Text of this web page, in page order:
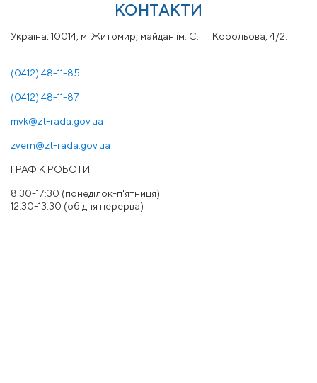
КОНТАКТИ
Україна, 10014, м. Житомир, майдан ім. С. П. Корольова, 4/2.
(0412) 48-11-85
(0412) 48-11-87
mvk@zt-rada.gov.ua
zvern@zt-rada.gov.ua
ГРАФІК РОБОТИ
8:30-17:30 (понеділок-п'ятниця)
12:30-13:30 (обідня перерва)